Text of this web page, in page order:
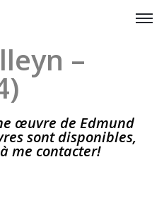
–
œuvre de Edmund
sont disponibles,
me contacter!